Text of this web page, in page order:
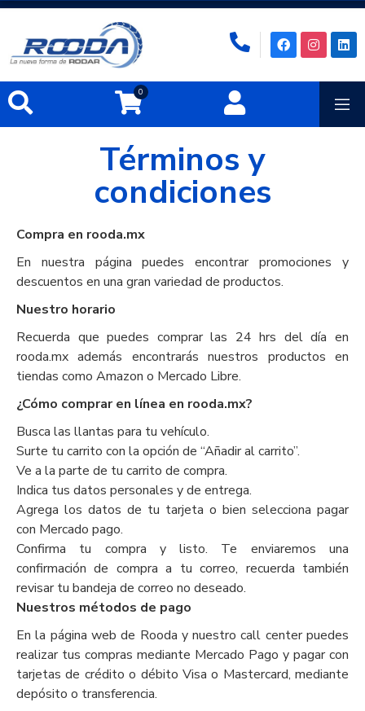
0
Términos y
condiciones
Compra en rooda.mx
En nuestra página puedes encontrar promociones y
descuentos en una gran variedad de productos.
Nuestro horario
Recuerda que puedes comprar las 24 hrs del día en
rooda.mx además encontrarás nuestros productos en
tiendas como Amazon o Mercado Libre.
¿Cómo comprar en línea en rooda.mx?
Busca las llantas para tu vehículo.
Surte tu carrito con la opción de “Añadir al carrito”.
Ve a la parte de tu carrito de compra.
Indica tus datos personales y de entrega.
Agrega los datos de tu tarjeta o bien selecciona pagar
con Mercado pago.
Confirma tu compra y listo. Te enviaremos una
confirmación de compra a tu correo, recuerda también
revisar tu bandeja de correo no deseado.
Nuestros métodos de pago
En la página web de Rooda y nuestro call center puedes
realizar tus compras mediante Mercado Pago y pagar con
tarjetas de crédito o débito Visa o Mastercard, mediante
depósito o transferencia.